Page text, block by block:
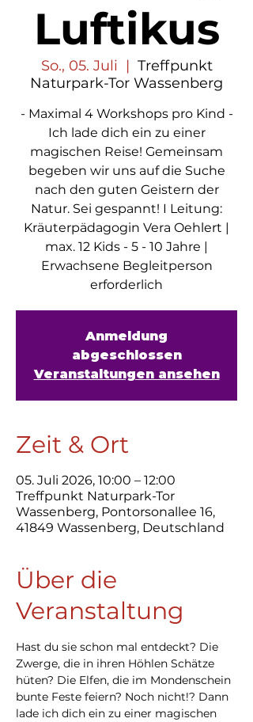
Luftikus
So., 05. Juli
  |
Treffpunkt
Naturpark-Tor Wassenberg
- Maximal 4 Workshops pro Kind -
Ich lade dich ein zu einer
magischen Reise! Gemeinsam
begeben wir uns auf die Suche
nach den guten Geistern der
Natur. Sei gespannt! I Leitung:
Kräuterpädagogin Vera Oehlert |
max. 12 Kids - 5 - 10 Jahre |
Erwachsene Begleitperson
erforderlich
Anmeldung
abgeschlossen
Veranstaltungen ansehen
Zeit & Ort
05. Juli 2026, 10:00 – 12:00
Treffpunkt Naturpark-Tor
Wassenberg, Pontorsonallee 16,
41849 Wassenberg, Deutschland
Über die
Veranstaltung
Hast du sie schon mal entdeckt? Die
Zwerge, die in ihren Höhlen Schätze
hüten? Die Elfen, die im Mondenschein
bunte Feste feiern? Noch nicht!? Dann
lade ich dich ein zu einer magischen